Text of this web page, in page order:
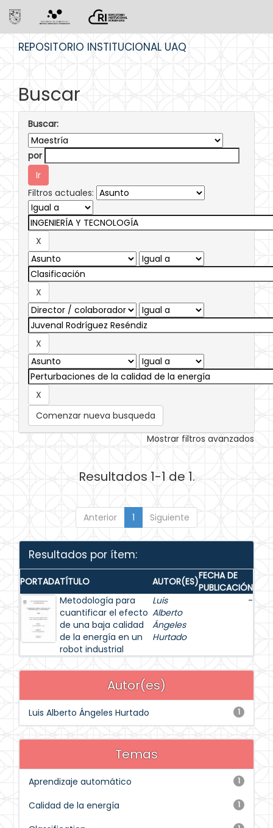
REPOSITORIO INSTITUCIONAL UAQ
Buscar
Buscar:
por
Filtros actuales:
Comenzar nueva busqueda
Mostrar filtros avanzados
Resultados 1-1 de 1.
Anterior 1 Siguiente
Resultados por ítem:
PORTADATÍTULO AUTOR(ES)FECHA DE
PUBLICACIÓN
Metodología para
cuantificar el efecto
de una baja calidad
de la energía en un
robot industrial
Luis
Alberto
Ángeles
Hurtado
-
Autor(es)
1
Luis Alberto Ángeles Hurtado
Temas
1
Aprendizaje automático
1
Calidad de la energía